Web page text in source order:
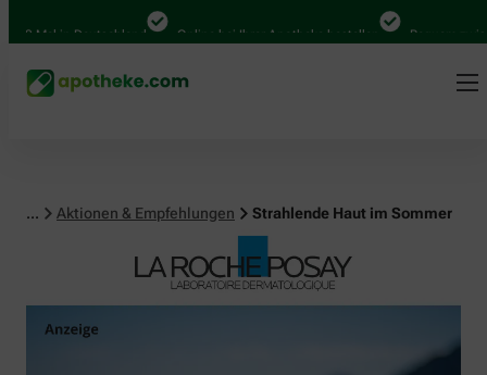
in Deutschland Online bei Ihrer Apotheke bestellen Bequem zwischen
... Aktionen & Empfehlungen Strahlende Haut im Sommer